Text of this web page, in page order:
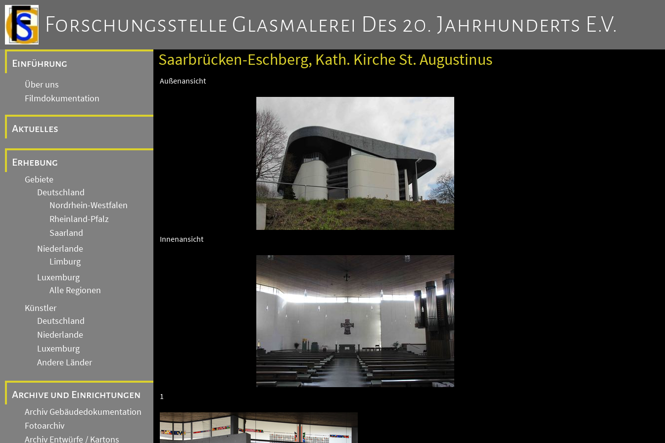
Forschungsstelle Glasmalerei Des 20. Jahrhunderts E.V.
Einführung
Über uns
Filmdokumentation
Aktuelles
Erhebung
Gebiete
Deutschland
Nordrhein-Westfalen
Rheinland-Pfalz
Saarland
Niederlande
Limburg
Luxemburg
Alle Regionen
Künstler
Deutschland
Niederlande
Luxemburg
Andere Länder
Archive und Einrichtungen
Archiv Gebäudedokumentation
Fotoarchiv
Archiv Entwürfe / Kartons
Saarbrücken-Eschberg, Kath. Kirche St. Augustinus
Außenansicht
Innenansicht
1